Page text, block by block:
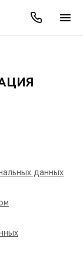
данных